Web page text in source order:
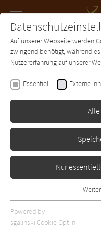
SUCHE Forum
Alexandra Jones
Der
Sehnsucht
Lübbe
Auf unserer Webseite werden
zwingend benötigt, während
Nutzererfahrung auf unserer
Essentiell Externe
Nur
Essentielle Cookies werden
Webseite benötigt. Dadurch
Powered by
sgalinski Cookie Opt In